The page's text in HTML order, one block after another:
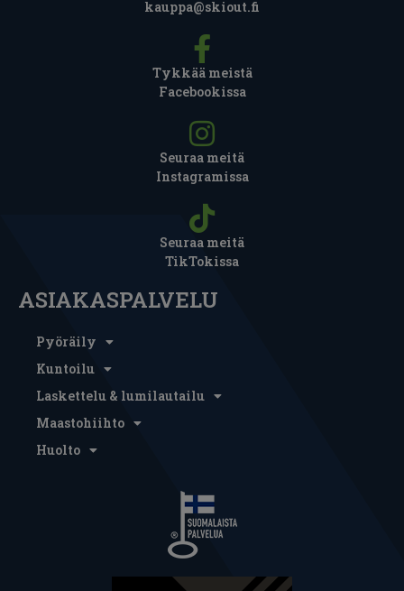
kauppa@skiout.fi
Tykkää meistä
Facebookissa
Seuraa meitä
Instagramissa
Seuraa meitä
TikTokissa
ASIAKASPALVELU
Pyöräily
Kuntoilu
Laskettelu & lumilautailu
Maastohiihto
Huolto